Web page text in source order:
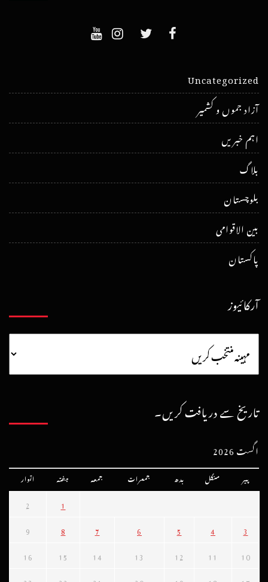
Uncategorized
آزاد جموں و کشمیر
اہم خبریں
بلاگ
بلوچستان
بین الاقوامی
پاکستان
آرکائیوز
تاریخ سے دریافت کریں۔
اگست 2026
پیر منگل بدھ جمعرات جمعہ ہفتہ اتوار
1
2
3
4
5
6
7
8
9
10
11
12
13
14
15
16